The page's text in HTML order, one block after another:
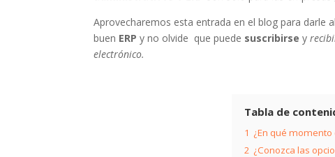
Aprovecharemos esta entrada en el blog para darle
buen ERP y no olvide que puede suscribirse y
electrónico.
Tabla de
1 ¿En qué
2 ¿Conozca las